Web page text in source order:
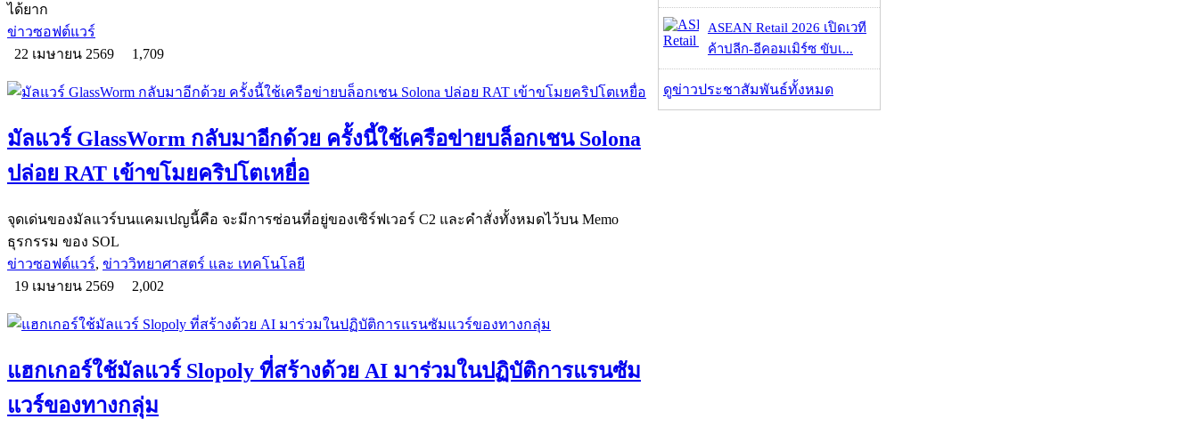
ได้ยาก
ข่าวซอฟต์แวร์
22 เมษายน 2569
1,709
มัลแวร์ GlassWorm กลับมาอีกด้วย ครั้งนี้ใช้เครือข่ายบล็อกเชน Solona
ปล่อย RAT เข้าขโมยคริปโตเหยื่อ
จุดเด่นของมัลแวร์บนแคมเปญนี้คือ จะมีการซ่อนที่อยู่ของเซิร์ฟเวอร์ C2 และคำสั่งทั้งหมดไว้บน Memo
ธุรกรรม ของ SOL
ข่าวซอฟต์แวร์, ข่าววิทยาศาสตร์ และ เทคโนโลยี
19 เมษายน 2569
2,002
แฮกเกอร์ใช้มัลแวร์ Slopoly ที่สร้างด้วย AI มาร่วมในปฏิบัติการแรนซัม
แวร์ของทางกลุ่ม
ASEAN Retail 2026 เปิดเวที
ค้าปลีก-อีคอมเมิร์ซ ขับเ...
ดูข่าวประชาสัมพันธ์ทั้งหมด